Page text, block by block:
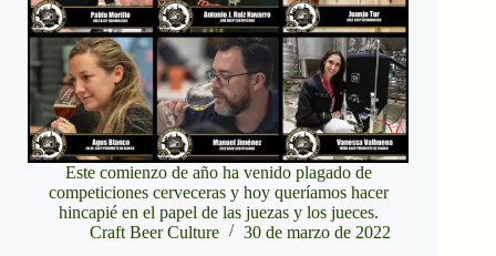
Este comienzo de año ha venido plagado de
competiciones cerveceras y hoy queríamos hacer
hincapié en el papel de las juezas y los jueces.
Craft Beer Culture
30 de marzo de 2022